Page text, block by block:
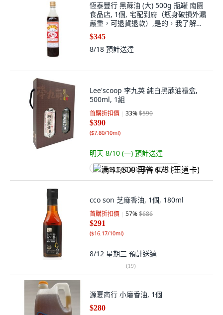
恆泰豐行 黑蔴油 (大) 500g 瓶罐 南園
食品店, 1個, 宅配到府（瓶身破損外漏
嚴重，可退貨退款）,是的，我了解並
同意遵守規定（宅配不限制）
$345
8/18 預計送達
Lee'scoop 李九英 純白黑蔴油禮盒,
500ml, 1組
首購折扣價 33%$590
$390
($7.80/10ml)
明天 8/10 (一) 預計送達
满 $1,500 再省 $75 (王道卡)
cco son 芝麻香油, 1個, 180ml
首購折扣價 57%$686
$291
($16.17/10ml)
8/12 星期三 預計送達
(19)
源夏商行 小磨香油, 1個
$280